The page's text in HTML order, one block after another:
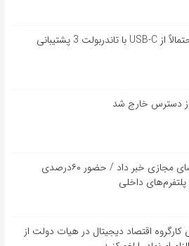
آیفون 15 پرو احتمالاً از USB-C با تاندربولت 3 پشتیبانی
از دسترس خارج شد
شورای عالی فضای مجازی خبر داد / حضور ۶۰درصدی
داخلی
اقتصاد دیجیتال در هیات دولت از